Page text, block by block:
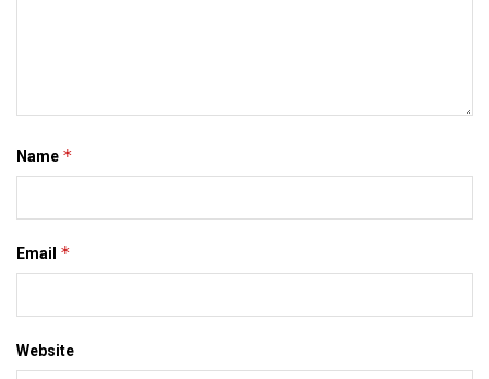
दोसर समाचार
प्राथमिक शि‍क्षा मे मैथि‍ली भाषाकेँ पढ़ाई लेल चलाओल गेल ट्वीटर
JANUARY 5, 2021
Name *
Email *
Website